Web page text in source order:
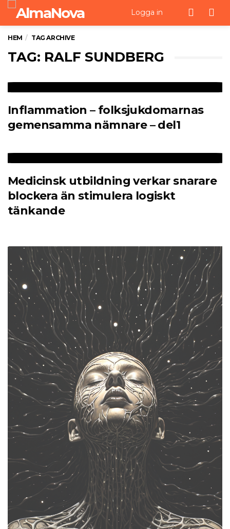
Logga in
HEM TAG ARCHIVE
TAG: RALF SUNDBERG
Inflammation – folksjukdomarnas
gemensamma nämnare – del1
Medicinsk utbildning verkar snarare
blockera än stimulera logiskt
tänkande